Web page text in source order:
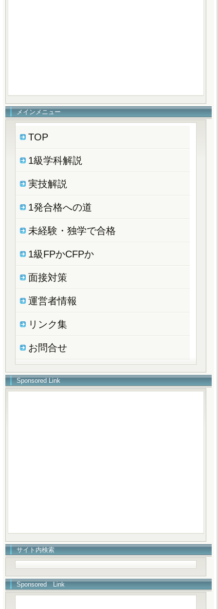
メインメニュー
TOP
1級学科解説
実技解説
1発合格への道
未経験・独学で合格
1級FPかCFPか
面接対策
運営者情報
リンク集
お問合せ
Sponsored Link
サイト内検索
Sponsored Link